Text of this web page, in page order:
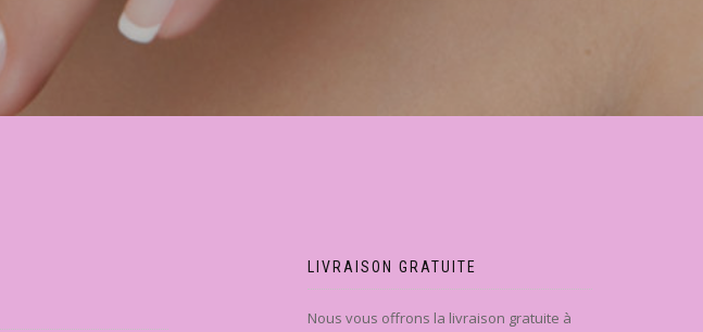
LIVRAISON GRATUITE
Nous vous offrons la livraison gratuite à